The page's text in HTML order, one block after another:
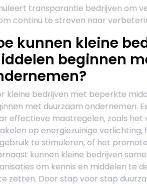
transparantie bedrijven om
continu te streven naar
kunnen kleine
beginnen
kleine bedrijven met beperkte
met duurzaam ondernemen.
effectieve maatregelen, zoals
op energiezuinige
te stimuleren, of het
kunnen kleine bedrijven
om kennis en middelen te
zetten. Door stap voor stap